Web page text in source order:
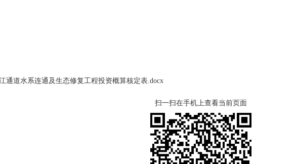
通道水系连通及生态修复工程投资概算核定表.docx
扫一扫在手机上查看当前页面